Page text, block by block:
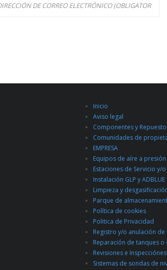
Inicio
Aviso legal
Componentes y
Comunidades de
EMPRESA
Equipos de aíre a presión
Estaciones de Servicio y/
Instalación GLP y ADBLUE
Limpieza y
Parque de
Política de cookies
Politica de Privacidad
Registro y/o anulación
Reparación de tanques
Revisiones e
Sistemas de sondas de